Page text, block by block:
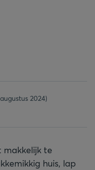
2024)
makkelijk te
huis, lap